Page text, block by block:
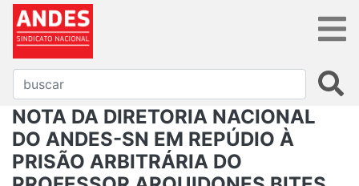
NOTA DA DIRETORIA NACIONAL
DO ANDES-SN EM REPÚDIO À
PRISÃO ARBITRÁRIA DO